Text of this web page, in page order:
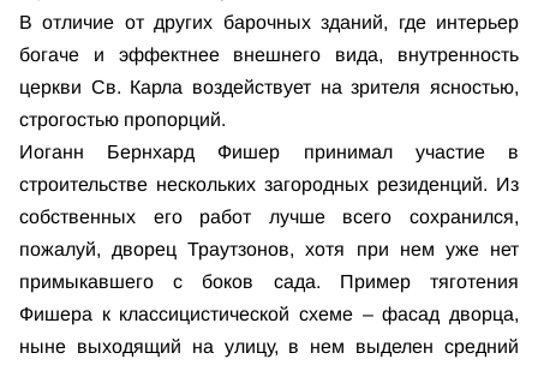
В отличие от других барочных зданий, где интерьер
богаче и эффектнее внешнего вида, внутренность
церкви Св. Карла воздействует на зрителя ясностью,
строгостью пропорций.
Иоганн Бернхард Фишер принимал участие в
строительстве нескольких загородных резиденций. Из
собственных его работ лучше всего сохранился,
пожалуй, дворец Траутзонов, хотя при нем уже нет
примыкавшего с боков сада. Пример тяготения
Фишера к классицистической схеме – фасад дворца,
ныне выходящий на улицу, в нем выделен средний